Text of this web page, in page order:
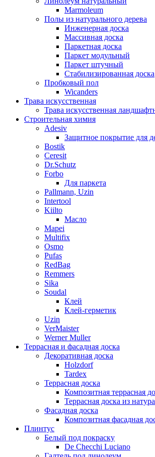
Marmoleum
Полы из натурального дерева
Инженерная доска
Массивная доска
Паркетная доска
Паркет модульный
Паркет штучный
Стабилизированная доска
Пробковый пол
Wicanders
Трава искусственная
Трава искусственная
Строительная химия
Adesiv
Защитное покрытие для
Bostik
Ceresit
Dr.Schutz
Forbo
Для паркета
Pallmann, Uzin
Intertool
Kiilto
Масло
Mapei
Multifix
Osmo
Pufas
RedBag
Remmers
Sika
Soudal
Клей
Клей-герметик
Uzin
VerMaister
Werner Muller
Террасная и фасадная доска
Декоративная доска
Holzdorf
Tardex
Террасная доска
Композитная террасная
Террасная доска из
Фасадная доска
Композитная фасадная
Плинтус
Белый под покраску
De Checchi Luciano